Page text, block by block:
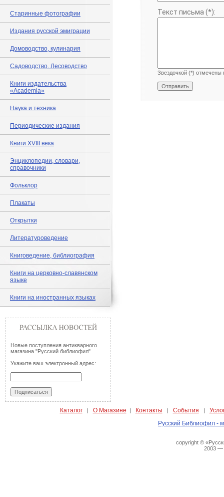
Старинные фотографии
Издания русской эмиграции
Домоводство, кулинария
Садоводство. Лесоводство
Книги издательства
«Academia»
Наука и техника
Периодические издания
Книги XVIII века
Энциклопедии, словари,
справочники
Фольклор
Плакаты
Открытки
Литературоведение
Книговедение, библиография
Книги на церковно-славянском
языке
Книги на иностранных языках
Новые поступления антикварного
магазина "Русский библиофил"
Укажите ваш электронный адрес:
Текст письма (*):
Звездочкой (*) отмечены
Каталог| О Магазине | Контакты | События |
Русский Библиофил -
copyright ©
2003 —